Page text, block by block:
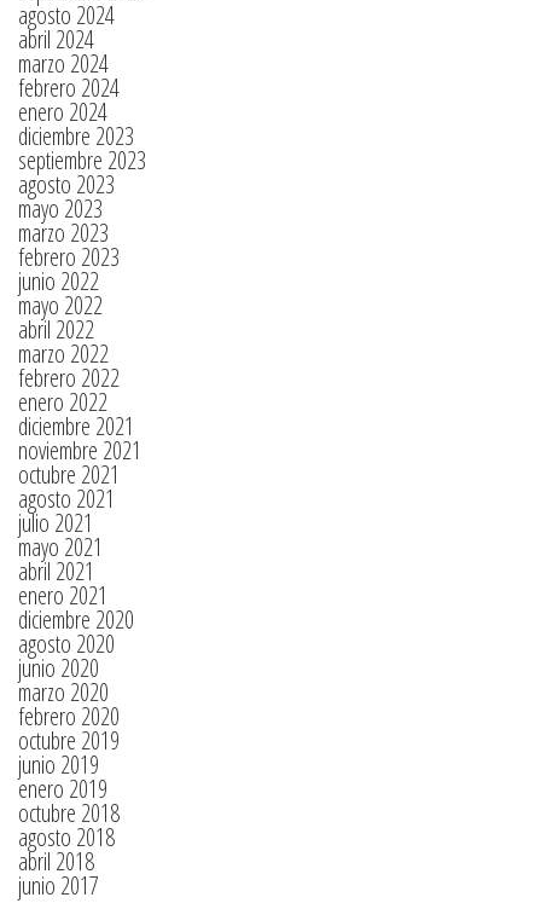
agosto 2024
abril 2024
marzo 2024
febrero 2024
enero 2024
diciembre 2023
septiembre 2023
agosto 2023
mayo 2023
marzo 2023
febrero 2023
junio 2022
mayo 2022
abril 2022
marzo 2022
febrero 2022
enero 2022
diciembre 2021
noviembre 2021
octubre 2021
agosto 2021
julio 2021
mayo 2021
abril 2021
enero 2021
diciembre 2020
agosto 2020
junio 2020
marzo 2020
febrero 2020
octubre 2019
junio 2019
enero 2019
octubre 2018
agosto 2018
abril 2018
junio 2017